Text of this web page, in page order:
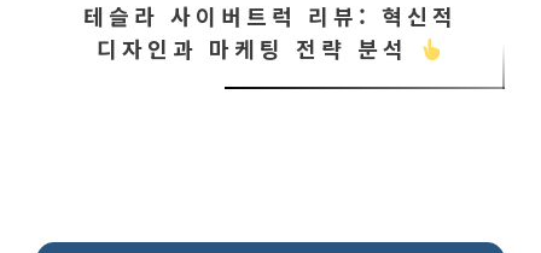
테슬라 사이버트럭 리뷰: 혁신적
디자인과 마케팅 전략 분석